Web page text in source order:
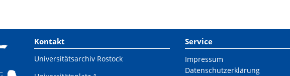
Kontakt
Universitätsarchiv Rostock
Service
Impressum
Datenschutzerklärung